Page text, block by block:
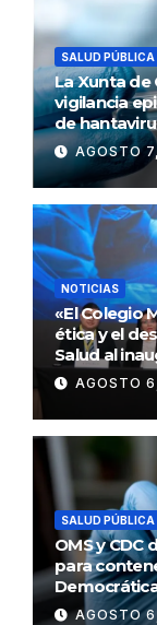
SALUD PÚBLICA
La Xunta
vigilancia
de
AGOSTO
NOTICIAS
«El Colegio
ética y el
Salud al
AGOSTO
SALUD PÚBLICA
OMS y
para
AGOSTO